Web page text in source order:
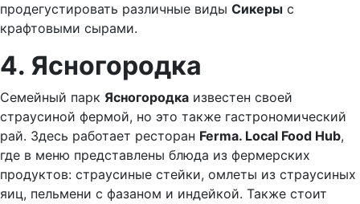
продегустировать различные виды Сикеры с
крафтовыми сырами.
4. Ясногородка
Семейный парк Ясногородка известен своей
страусиной фермой, но это также гастрономический
рай. Здесь работает ресторан Ferma. Local Food Hub,
где в меню представлены блюда из фермерских
продуктов: страусиные стейки, омлеты из страусиных
яиц, пельмени с фазаном и индейкой. Также стоит